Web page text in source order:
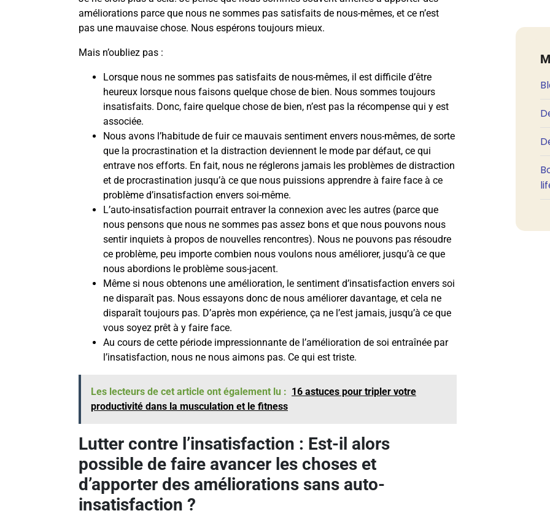
améliorations parce que nous ne sommes pas satisfaits de nous-mêmes, et ce n’est
pas une mauvaise chose. Nous espérons toujours mieux.
Mais n’oubliez pas :
Lorsque nous ne sommes pas satisfaits de nous-mêmes, il est difficile d’être
heureux lorsque nous faisons quelque chose de bien. Nous sommes toujours
insatisfaits. Donc, faire quelque chose de bien, n’est pas la récompense qui y est
associée.
Nous avons l’habitude de fuir ce mauvais sentiment envers nous-mêmes, de sorte
que la procrastination et la distraction deviennent le mode par défaut, ce qui
entrave nos efforts. En fait, nous ne réglerons jamais les problèmes de distraction
et de procrastination jusqu’à ce que nous puissions apprendre à faire face à ce
problème d’insatisfaction envers soi-même.
L’auto-insatisfaction pourrait entraver la connexion avec les autres (parce que
nous pensons que nous ne sommes pas assez bons et que nous pouvons nous
sentir inquiets à propos de nouvelles rencontres). Nous ne pouvons pas résoudre
ce problème, peu importe combien nous voulons nous améliorer, jusqu’à ce que
nous abordions le problème sous-jacent.
Même si nous obtenons une amélioration, le sentiment d’insatisfaction envers soi
ne disparaît pas. Nous essayons donc de nous améliorer davantage, et cela ne
disparaît toujours pas. D’après mon expérience, ça ne l’est jamais, jusqu’à ce que
vous soyez prêt à y faire face.
Au cours de cette période impressionnante de l’amélioration de soi entraînée par
l’insatisfaction, nous ne nous aimons pas. Ce qui est triste.
Les lecteurs de cet article ont également lu : 16 astuces pour tripler votre
productivité dans la musculation et le fitness
Lutter contre l’insatisfaction : Est-il alors
possible de faire avancer les choses et
d’apporter des améliorations sans auto-
insatisfaction ?